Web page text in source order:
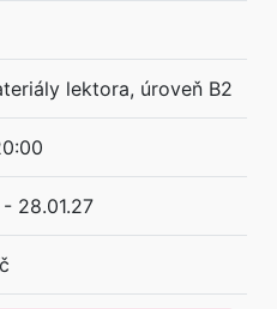
lektora, úroveň B2
28.01.27